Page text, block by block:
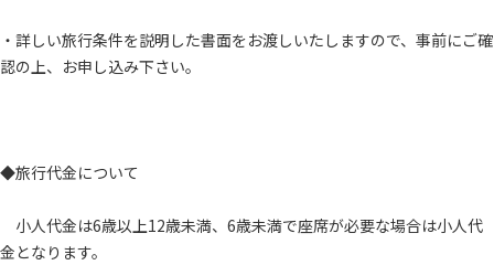
・詳しい旅行条件を説明した書面をお渡しいたしますので、事前にご確
認の上、お申し込み下さい。
◆旅行代金について
小人代金は6歳以上12歳未満、6歳未満で座席が必要な場合は小人代
金となります。